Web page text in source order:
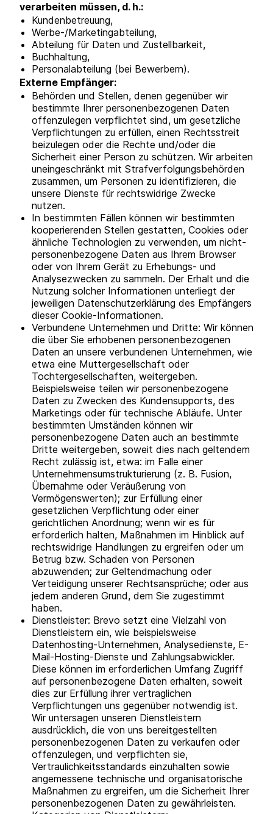
verarbeiten müssen, d. h.:
Kundenbetreuung,
Werbe-/Marketingabteilung,
Abteilung für Daten und Zustellbarkeit,
Buchhaltung,
Personalabteilung (bei Bewerbern).
Externe Empfänger:
Behörden und Stellen, denen gegenüber wir
bestimmte Ihrer personenbezogenen Daten
offenzulegen verpflichtet sind, um gesetzliche
Verpflichtungen zu erfüllen, einen Rechtsstreit
beizulegen oder die Rechte und/oder die
Sicherheit einer Person zu schützen. Wir arbeiten
uneingeschränkt mit Strafverfolgungsbehörden
zusammen, um Personen zu identifizieren, die
unsere Dienste für rechtswidrige Zwecke
nutzen.
In bestimmten Fällen können wir bestimmten
kooperierenden Stellen gestatten, Cookies oder
ähnliche Technologien zu verwenden, um nicht-
personenbezogene Daten aus Ihrem Browser
oder von Ihrem Gerät zu Erhebungs- und
Analysezwecken zu sammeln. Der Erhalt und die
Nutzung solcher Informationen unterliegt der
jeweiligen Datenschutzerklärung des Empfängers
dieser Cookie-Informationen.
Verbundene Unternehmen und Dritte: Wir können
die über Sie erhobenen personenbezogenen
Daten an unsere verbundenen Unternehmen, wie
etwa eine Muttergesellschaft oder
Tochtergesellschaften, weitergeben.
Beispielsweise teilen wir personenbezogene
Daten zu Zwecken des Kundensupports, des
Marketings oder für technische Abläufe. Unter
bestimmten Umständen können wir
personenbezogene Daten auch an bestimmte
Dritte weitergeben, soweit dies nach geltendem
Recht zulässig ist, etwa: im Falle einer
Unternehmensumstrukturierung (z. B. Fusion,
Übernahme oder Veräußerung von
Vermögenswerten); zur Erfüllung einer
gesetzlichen Verpflichtung oder einer
gerichtlichen Anordnung; wenn wir es für
erforderlich halten, Maßnahmen im Hinblick auf
rechtswidrige Handlungen zu ergreifen oder um
Betrug bzw. Schaden von Personen
abzuwenden; zur Geltendmachung oder
Verteidigung unserer Rechtsansprüche; oder aus
jedem anderen Grund, dem Sie zugestimmt
haben.
Dienstleister: Brevo setzt eine Vielzahl von
Dienstleistern ein, wie beispielsweise
Datenhosting-Unternehmen, Analysedienste, E-
Mail-Hosting-Dienste und Zahlungsabwickler.
Diese können im erforderlichen Umfang Zugriff
auf personenbezogene Daten erhalten, soweit
dies zur Erfüllung ihrer vertraglichen
Verpflichtungen uns gegenüber notwendig ist.
Wir untersagen unseren Dienstleistern
ausdrücklich, die von uns bereitgestellten
personenbezogenen Daten zu verkaufen oder
offenzulegen, und verpflichten sie,
Vertraulichkeitsstandards einzuhalten sowie
angemessene technische und organisatorische
Maßnahmen zu ergreifen, um die Sicherheit Ihrer
personenbezogenen Daten zu gewährleisten.